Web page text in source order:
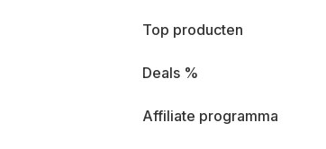
Top producten
Deals %
Affiliate programma